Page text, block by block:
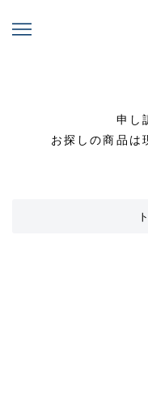
申し
お探しの商品は